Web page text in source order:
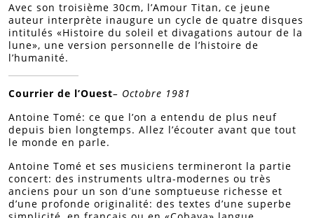
Avec son troisième 30cm, l’Amour Titan, ce jeune
auteur interprète inaugure un cycle de quatre disques
intitulés «Histoire du soleil et divagations autour de la
lune», une version personnelle de l’histoire de
l’humanité.
Courrier de l’Ouest– Octobre 1981
Antoine Tomé: ce que l’on a entendu de plus neuf
depuis bien longtemps. Allez l’écouter avant que tout
le monde en parle.
Antoine Tomé et ses musiciens termineront la partie
concert: des instruments ultra-modernes ou très
anciens pour un son d’une somptueuse richesse et
d’une profonde originalité: des textes d’une superbe